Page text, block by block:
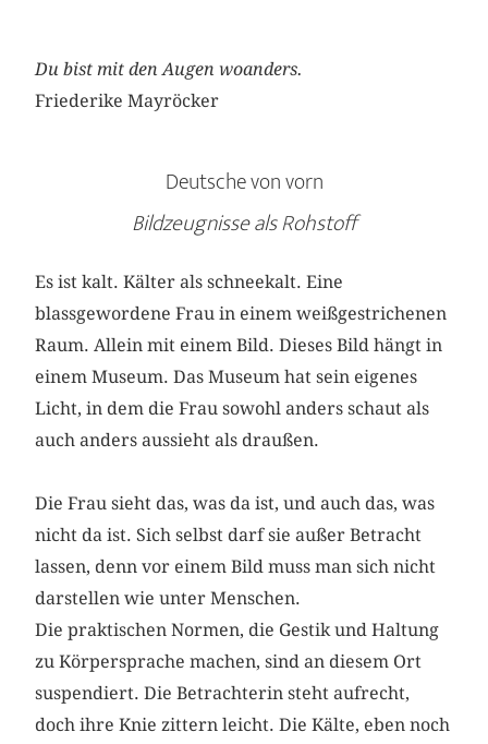
Du bist mit den Augen woanders.
Friederike Mayröcker
Deutsche von vorn
Bildzeugnisse als Rohstoff
Es ist kalt. Kälter als schneekalt. Eine
blassgewordene Frau in einem weißgestrichenen
Raum. Allein mit einem Bild. Dieses Bild hängt in
einem Museum. Das Museum hat sein eigenes
Licht, in dem die Frau sowohl anders schaut als
auch anders aussieht als draußen.
Die Frau sieht das, was da ist, und auch das, was
nicht da ist. Sich selbst darf sie außer Betracht
lassen, denn vor einem Bild muss man sich nicht
darstellen wie unter Menschen.
Die praktischen Normen, die Gestik und Haltung
zu Körpersprache machen, sind an diesem Ort
suspendiert. Die Betrachterin steht aufrecht,
doch ihre Knie zittern leicht. Die Kälte, eben noch